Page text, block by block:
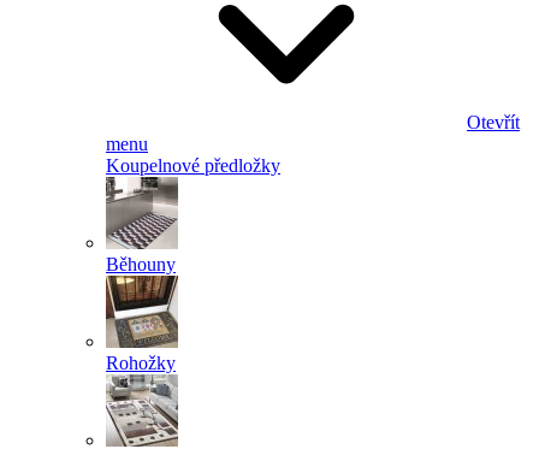
Otevřít
menu
Koupelnové předložky
Běhouny
Rohožky